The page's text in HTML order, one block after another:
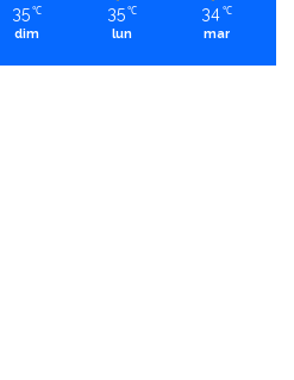
35 ℃
dim
35 ℃
lun
34 ℃
mar